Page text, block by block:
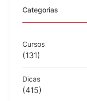
Categorias
Cursos
(131)
Dicas
(415)